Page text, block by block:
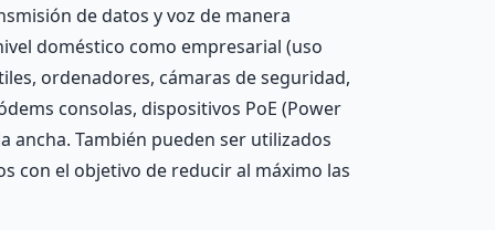
de datos y voz de manera
doméstico como empresarial (uso
ordenadores, cámaras de seguridad,
consolas, dispositivos PoE (Power
También pueden ser utilizados
con el objetivo de reducir al máximo las